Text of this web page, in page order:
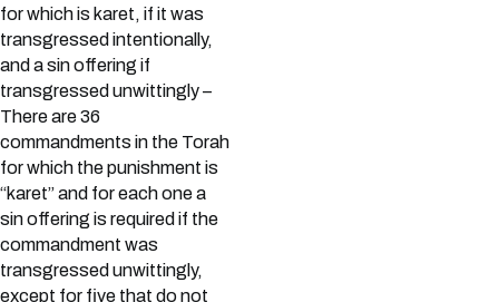
for which is karet, if it was
transgressed intentionally,
and a sin offering if
transgressed unwittingly –
There are 36
commandments in the Torah
for which the punishment is
“karet” and for each one a
sin offering is required if the
commandment was
transgressed unwittingly,
except for five that do not